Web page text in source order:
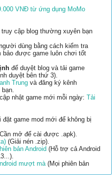
VNĐ từ ứng dụng MoMo
cập blog thường xuyên bạn
dùng bằng cách kiểm tra
được game luôn chơi tốt
để duyệt blog và tải game
duyệt bên thứ 3).
Trung và đăng ký kênh
bạn.
nhật game mới mỗi ngày: Tải
game mod mới để không bị
mở để cài được .apk).
(Giải nén .zip).
bản Android (Hỗ trợ cả Android
mượt mà(Mọi phiên bản